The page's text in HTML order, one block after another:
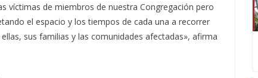
víctimas de miembros de nuestra Congregación pero
el espacio y los tiempos de cada una a recorrer
sus familias y las comunidades afectadas», afirma